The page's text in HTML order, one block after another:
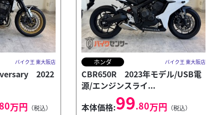
バイク王 東大阪店
2022
万円 （税込）
ホンダ バイク王 東大阪店
CBR650R 2023年モデル/USB電
源/エンジンスライ...
本体価格:99.80万円 （税込）